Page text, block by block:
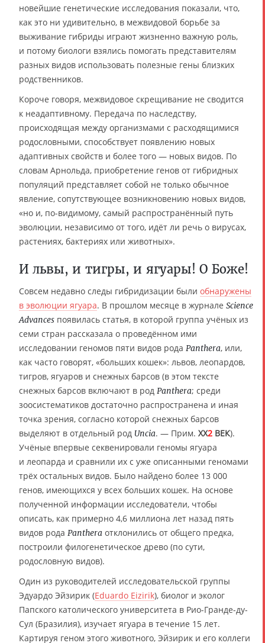
новейшие генетические исследования показали, что,
как это ни удивительно, в межвидовой борьбе за
выживание гибриды играют жизненно важную роль,
и потому биологи взялись помогать представителям
разных видов использовать полезные гены близких
родственников.
Короче говоря, межвидовое скрещивание не сводится
к неадаптивному. Передача по наследству,
происходящая между организмами с расходящимися
родословными, способствует появлению новых
адаптивных свойств и более того — новых видов. По
словам Арнольда, приобретение генов от гибридных
популяций представляет собой не только обычное
явление, сопутствующее возникновению новых видов,
«но и, по-видимому, самый распространённый путь
эволюции, независимо от того, идёт ли речь о вирусах,
растениях, бактериях или животных».
И львы, и тигры, и ягуары! О Боже!
Совсем недавно следы гибридизации были обнаружены
в эволюции ягуара. В прошлом месяце в журнале Science
Advances появилась статья, в которой группа учёных из
семи стран рассказала о проведённом ими
исследовании геномов пяти видов рода Panthera, или,
как часто говорят, «больших кошек»: львов, леопардов,
тигров, ягуаров и снежных барсов (в этом тексте
снежных барсов включают в род Panthera; среди
зоосистематиков достаточно распространена и иная
точка зрения, согласно которой снежных барсов
выделяют в отдельный род Uncia. — Прим. XX2 ВЕК).
Учёные впервые секвенировали геномы ягуара
и леопарда и сравнили их с уже описанными геномами
трёх остальных видов. Было найдено более 13 000
генов, имеющихся у всех больших кошек. На основе
полученной информации исследователи, чтобы
описать, как примерно 4,6 миллиона лет назад пять
видов рода Panthera отклонились от общего предка,
построили филогенетическое древо (по сути,
родословную видов).
Один из руководителей исследовательской группы
Эдуардо Эйзирик (Eduardo Eizirik), биолог и эколог
Папского католического университета в Рио-Гранде-ду-
Сул (Бразилия), изучает ягуара в течение 15 лет.
Картируя геном этого животного, Эйзирик и его коллеги